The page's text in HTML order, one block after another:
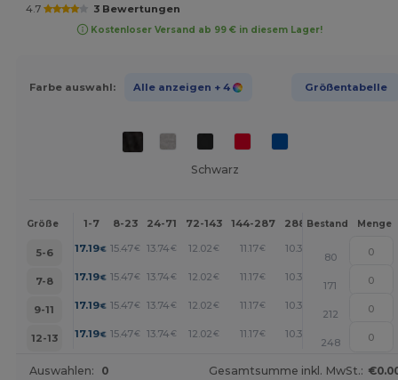
4.7 3 Bewertungen
Kostenloser Versand ab 99 € in diesem Lager!
Farbe auswahl: Alle anzeigen + 4 Größentabelle
Schwarz
Größe 1-7 8-23 24-71 72-143 144-287 288 + Mehr
Bestand Menge
5-6 17.19€ 15.47€ 13.74€ 12.02€ 11.17€ 10.31 +
80
7-8
17.19€ 15.47€ 13.74€ 12.02€ 11.17€ 10.31 +
171
9-11
17.19€ 15.47€ 13.74€ 12.02€ 11.17€ 10.31 +
212
12-13
17.19€ 15.47€ 13.74€ 12.02€ 11.17€ 10.31 +
248
Auswahlen: 0 Gesamtsumme inkl. MwSt.: